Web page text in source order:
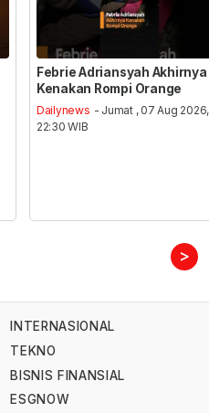
Febrie Adriansyah Akhirnya
Kenakan Rompi Orange
Dailynews - Jumat , 07 Aug 2026,
22:30 WIB
>
INTERNASIONAL
TEKNO
BISNIS FINANSIAL
ESGNOW